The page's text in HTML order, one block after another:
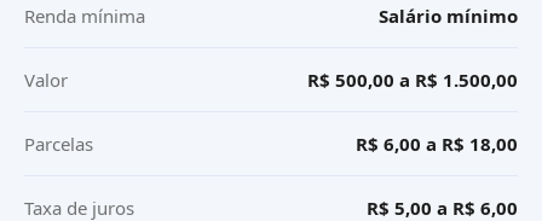
Renda mínima Salário mínimo
Valor R$ 500,00 a R$ 1.500,00
Parcelas R$ 6,00 a R$ 18,00
Taxa de juros R$ 5,00 a R$ 6,00